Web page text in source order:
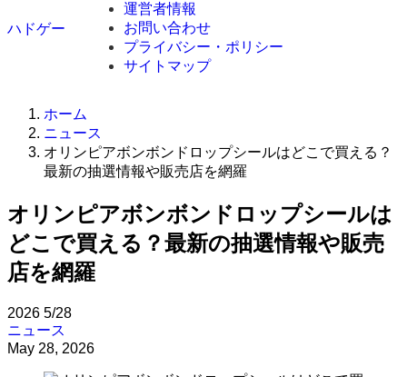
ハドゲー
運営者情報
お問い合わせ
プライバシー・ポリシー
サイトマップ
ホーム
ニュース
オリンピアボンボンドロップシールはどこで買える？
最新の抽選情報や販売店を網羅
オリンピアボンボンドロップシールは
どこで買える？最新の抽選情報や販売
店を網羅
2026 5/28
ニュース
May 28, 2026